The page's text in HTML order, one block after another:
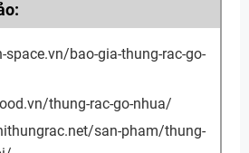
space.vn/bao-gia-thung-rac-go-
thung-rac-go-nhua/
san-pham/thung-